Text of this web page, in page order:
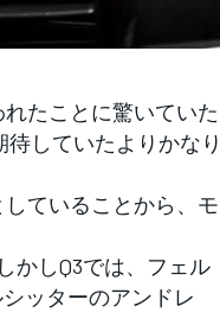
たことに驚いていた
していたよりかなり
ていることから、モ
かしQ3では、フェル
ッターのアンドレ